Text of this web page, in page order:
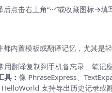
点击右上角“···”或收藏图标→
内置模板或翻译记忆，尤其是
用翻译复制到手机备忘录、笔记
具： 像 PhraseExpress、
支持导出历史记录或